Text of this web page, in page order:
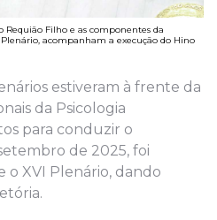
Filho e as componentes da
acompanham a execução do Hino
estiveram à frente da
da Psicologia
para conduzir o
de 2025, foi
o XVI Plenário, dando